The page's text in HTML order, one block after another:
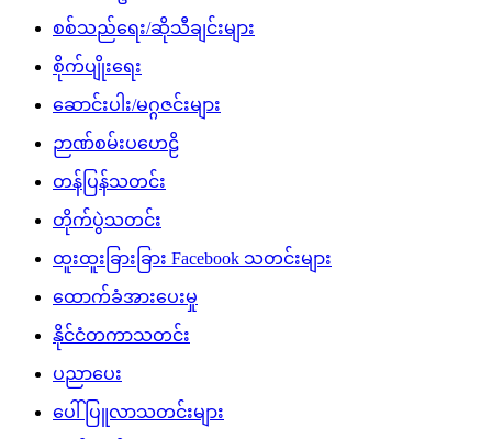
စစ်သည်ရေး/ဆိုသီချင်းများ
စိုက်ပျိုးရေး
ဆောင်းပါး/မဂ္ဂဇင်းများ
ဉာဏ်စမ်းပဟေဠိ
တန်ပြန်သတင်း
တိုက်ပွဲသတင်း
ထူးထူးခြားခြား Facebook သတင်းများ
ထောက်ခံအားပေးမှု
နိုင်ငံတကာသတင်း
ပညာပေး
ပေါ်ပြူလာသတင်းများ